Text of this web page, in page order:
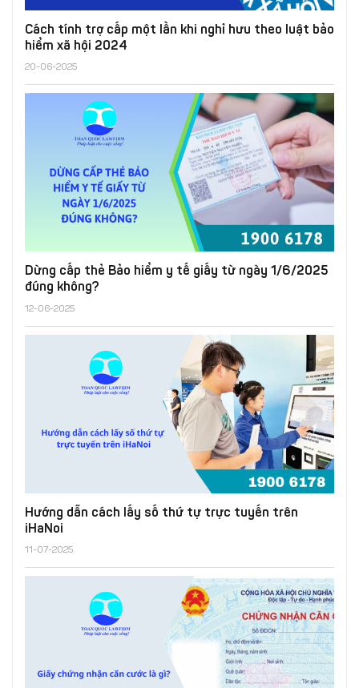
Cách tính trợ cấp một lần khi nghỉ hưu theo luật bảo
hiểm xã hội 2024
20-06-2025
Dừng cấp thẻ Bảo hiểm y tế giấy từ ngày 1/6/2025
đúng không?
12-06-2025
Hướng dẫn cách lấy số thứ tự trực tuyến trên
iHaNoi
11-07-2025